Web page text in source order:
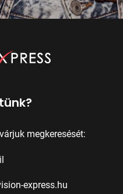
megkeresését:
express.hu